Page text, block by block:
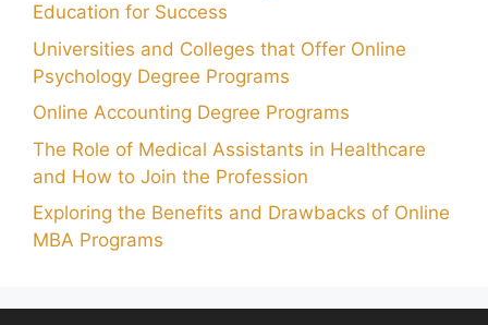
Education for Success
Universities and Colleges that Offer Online
Psychology Degree Programs
Online Accounting Degree Programs
The Role of Medical Assistants in Healthcare
and How to Join the Profession
Exploring the Benefits and Drawbacks of Online
MBA Programs